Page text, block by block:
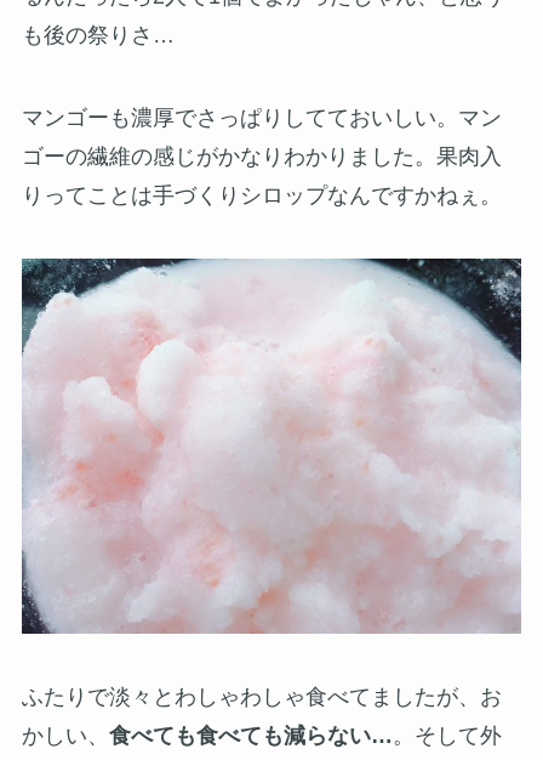
も後の祭りさ…
マンゴーも濃厚でさっぱりしてておいしい。マン
ゴーの繊維の感じがかなりわかりました。果肉入
りってことは手づくりシロップなんですかねぇ。
ふたりで淡々とわしゃわしゃ食べてましたが、お
かしい、 食べても食べても減らない… 。そして外